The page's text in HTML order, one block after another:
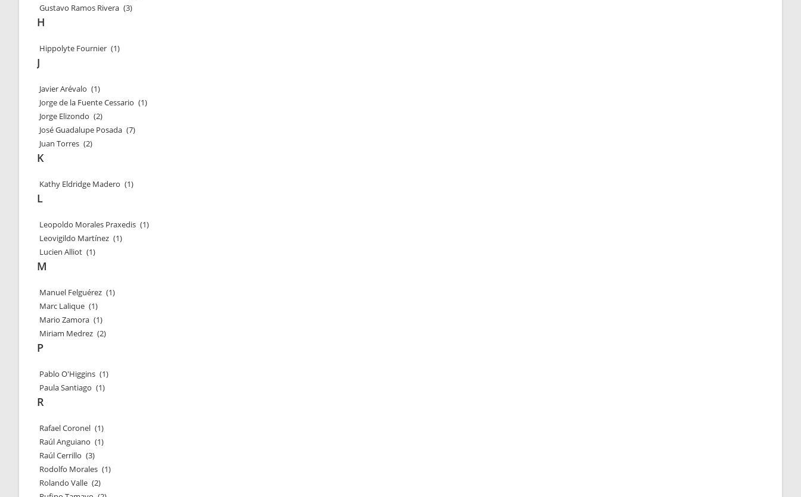
Gustavo Ramos Rivera (3)
H
Hippolyte Fournier (1)
J
Javier Arévalo (1)
Jorge de la Fuente Cessario (1)
Jorge Elizondo (2)
José Guadalupe Posada (7)
Juan Torres (2)
K
Kathy Eldridge Madero (1)
L
Leopoldo Morales Praxedis (1)
Leovigildo Martínez (1)
Lucien Alliot (1)
M
Manuel Felguérez (1)
Marc Lalique (1)
Mario Zamora (1)
Miriam Medrez (2)
P
Pablo O'Higgins (1)
Paula Santiago (1)
R
Rafael Coronel (1)
Raúl Anguiano (1)
Raúl Cerrillo (3)
Rodolfo Morales (1)
Rolando Valle (2)